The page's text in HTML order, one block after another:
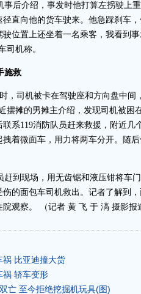
后介绍，事发时他打算左拐驶上
径直向他的货车驶来。他急踩刹车
驶位置上还坐着一名乘客，我看到
司机称。
施救
，司机被卡在驾驶座和方向盘中间
摆摊的男摊主介绍，发现司机被困
联系119消防队员赶来救援，附近
拽着微面车，用力将两车分开。随
到现场，用无齿锯和液压钳将车
伤的面包车司机救出。记者了解到
观察。 （记者 黄 飞 于 滈 摄影报
祸 比亚迪撞大货
祸 轿车变形
亡 至今拒绝挖掘机玩具(图)